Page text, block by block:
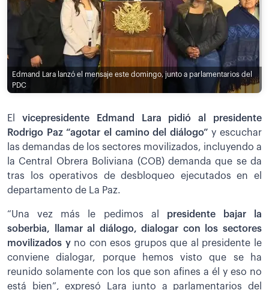
Edmand Lara lanzó el mensaje este domingo, junto a parlamentarios del
PDC
El vicepresidente Edmand Lara pidió al presidente
Rodrigo Paz “agotar el camino del diálogo”y escuchar
las demandas de los sectores movilizados, incluyendo a
la Central Obrera Boliviana (COB) demanda que se da
tras los operativos de desbloqueo ejecutados en el
departamento de La Paz.
“Una vez más le pedimos al presidente bajar la
soberbia, llamar al diálogo, dialogar con los sectores
movilizados yno con esos grupos que al presidente le
conviene dialogar, porque hemos visto que se ha
reunido solamente con los que son afines a él y eso no
está bien”, expresó Lara junto a parlamentarios del